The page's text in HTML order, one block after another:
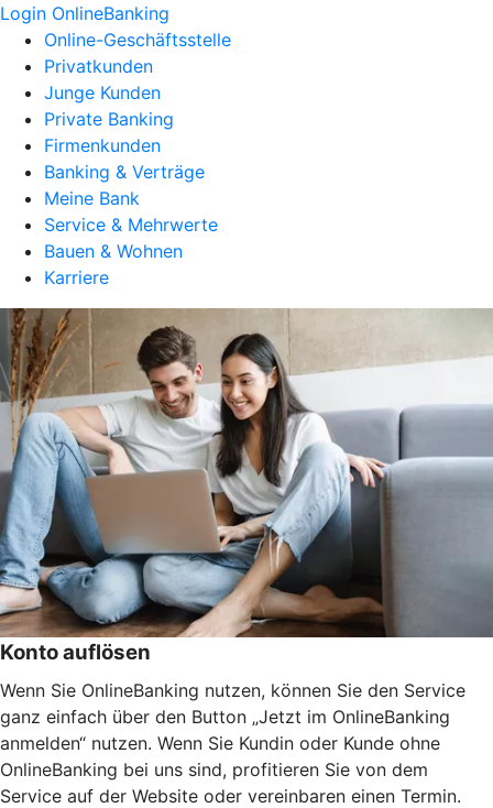
Login OnlineBanking
Online-Geschäftsstelle
Privatkunden
Junge Kunden
Private Banking
Firmenkunden
Banking & Verträge
Meine Bank
Service & Mehrwerte
Bauen & Wohnen
Karriere
Konto auflösen
Wenn Sie OnlineBanking nutzen, können Sie den Service
ganz einfach über den Button „Jetzt im OnlineBanking
anmelden“ nutzen. Wenn Sie Kundin oder Kunde ohne
OnlineBanking bei uns sind, profitieren Sie von dem
Service auf der Website oder vereinbaren einen Termin.